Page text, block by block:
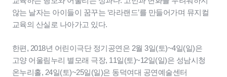
않는 날자는 아이들이 꿈꾸는 ‘라라랜드’를 만들어가며 뮤지컬
교육의 산실로 나아가고 있다.
한편, 2018년 어린이극단 정기공연은 2월 3일(토)~4일(일)은
고양 어울림누리 별모래 극장, 11일(토)~12일(일)은 성남시청
온누리홀, 24일(토)~25일(일)은 동덕여대 공연예술센터